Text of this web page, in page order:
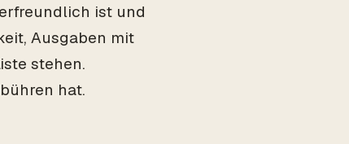
ist und
Ausgaben mit
stehen.
hat.